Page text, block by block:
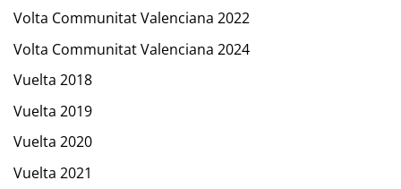
Volta Communitat Valenciana 2022
Volta Communitat Valenciana 2024
Vuelta 2018
Vuelta 2019
Vuelta 2020
Vuelta 2021